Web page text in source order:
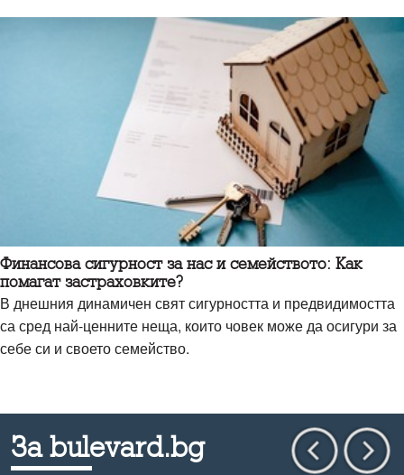
Финансова сигурност за нас и семейството: Как
помагат застраховките?
В днешния динамичен свят сигурността и предвидимостта
са сред най-ценните неща, които човек може да осигури за
себе си и своето семейство.
За bulevard.bg